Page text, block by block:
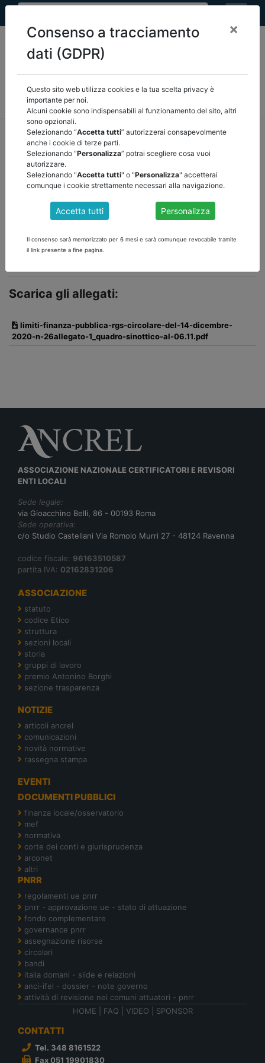
MEF FINANZA LOCALE/OSSERVATORIO
NORMATIVA
CORTE DEI CONTI E GIURISPRUDENZA
home documenti pubblici mef/torna indietro
DOCUMENTI PUBBLICI
NORME DI CONTENIMENTO DELLA SPESA
PUBBLICA
Scarica la Circolare
Scarica gli allegati:
limiti-finanza-pubblica-rgs-circolare-del-14-dicembre-
2020-n-26allegato-1_quadro-sinottico-al-06.11.pdf
ASSOCIAZIONE NAZIONALE CERTIFICATORI E REVISORI
ENTI LOCALI
Sede legale:
via Gioacchino Belli, 86 - 00193 Roma
Sede operativa:
c/o Studio Castellani Via Romolo Murri 27 - 48124 Ravenna
codice fiscale: 96163510587
partita IVA: 02162831206
ASSOCIAZIONE
statuto
codice Etico
struttura
sezioni locali
storia
gruppi di lavoro
premio Antonino Borghi
sezione trasparenza
NOTIZIE
articoli ancrel
comunicazioni
novità normative
rassegna stampa
EVENTI
DOCUMENTI PUBBLICI
finanza locale/osservatorio
mef
normativa
corte dei conti e giurisprudenza
arconet
altri
PNRR
regolamenti ue pnrr
pnrr - approvazione ue - stato di attuazione
fondo complementare
governance pnrr
assegnazione risorse
circolari
bandi
italia domani - slide e relazioni
anci-ifel - dossier - note governo
attività di revisione nei comuni attuatori - pnrr
HOME
FAQ VIDEO SPONSOR
CONTATTI
Tel. 348 8161522
Fax 051 19901830
Consenso a tracciamento
dati (GDPR)
×
Questo sito web utilizza cookies e la tua scelta privacy è
importante per noi.
Alcuni cookie sono indispensabili al funzionamento del sito, altri
sono opzionali.
Selezionando “Accetta tutti” autorizzerai consapevolmente
anche i cookie di terze parti.
Selezionando “Personalizza” potrai scegliere cosa vuoi
autorizzare.
Selezionando "Accetta tutti" o "Personalizza" accetterai
comunque i cookie strettamente necessari alla navigazione.
Accetta tutti Personalizza
Il consenso sarà memorizzato per 6 mesi e sarà comunque revocabile tramite
il link presente a fine pagina.